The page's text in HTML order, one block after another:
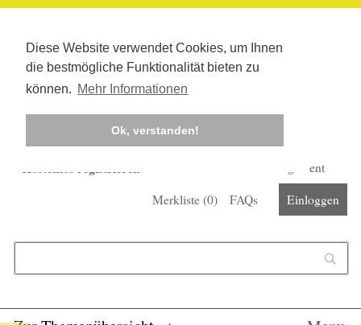
Diese Website verwendet Cookies, um Ihnen
die bestmögliche Funktionalität bieten zu
können. Mehr Informationen
Ok, verstanden!
Kostenlos registrieren
Corona-Management
Merkliste (0) FAQs Einloggen